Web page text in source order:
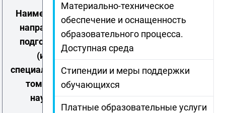
Наименование
направления
подготовки и
(или)
специальности, в
том числе
научной
Ученая степень
(при наличии)
(при
наличии)
Материально-техническое
обеспечение и оснащенность
образовательного процесса.
Доступная среда
Стипендии и меры поддержки
обучающихся
Платные образовательные услуги